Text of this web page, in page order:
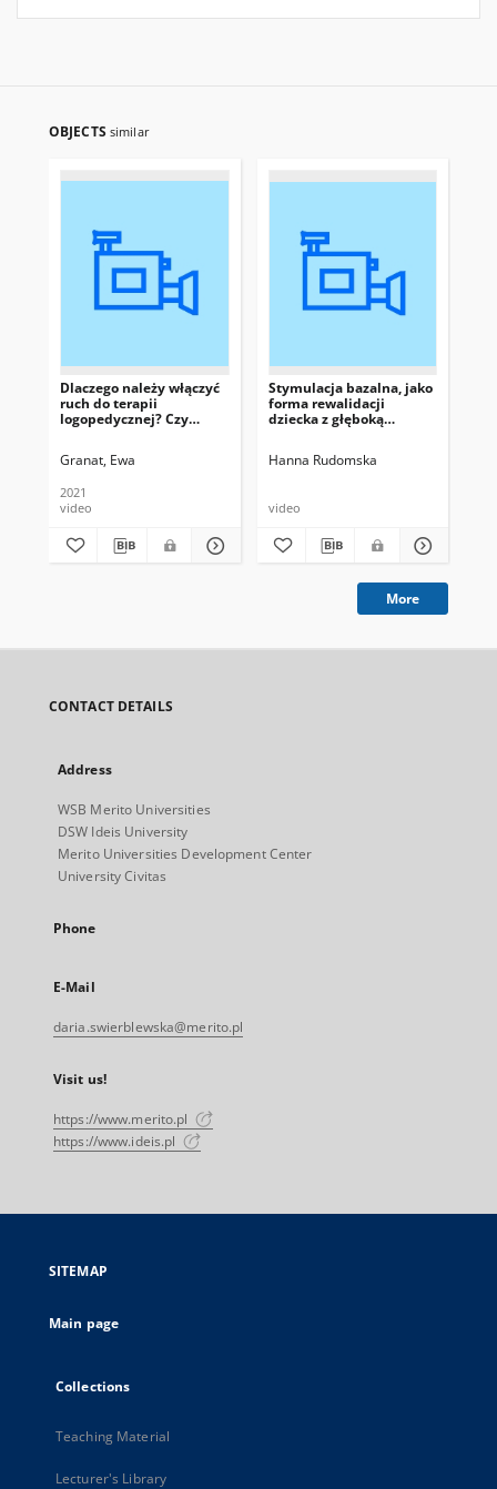
OBJECTS similar
Dlaczego należy włączyć
ruch do terapii
logopedycznej? Czy
Granat, Ewa
2021
video
Stymulacja bazalna, jako
forma rewalidacji
dziecka z głęboką
Hanna Rudomska
video
More
CONTACT DETAILS
Address
WSB Merito Universities
DSW Ideis University
Merito Universities Development Center
University Civitas
Phone
E-Mail
daria.swierblewska@merito.pl
Visit us!
https://www.merito.pl
https://www.ideis.pl
SITEMAP
Main page
Collections
Teaching Material
Lecturer's Library